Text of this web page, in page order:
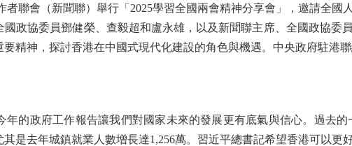
聯會（新聞聯）舉行「2025學習全國兩會精神分享會」，邀請全國
政協委員鄧健榮、查毅超和盧永雄，以及新聞聯主席、全國政協委
精神，探討香港在中國式現代化建設的角色與機遇。中央政府駐港
政府工作報告讓我們對國家未來的發展更有底氣與信心。過去的
是去年城鎮就業人數增長達1,256萬。習近平總書記希望香港可以更